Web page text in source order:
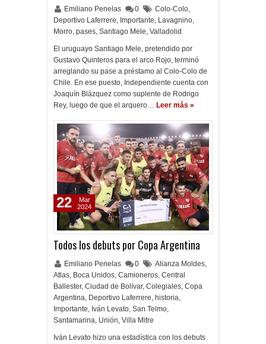
Emiliano Penelas 0 Colo-Colo,
Deportivo Laferrere, Importante, Lavagnino,
Morro, pases, Santiago Mele, Valladolid
El uruguayo Santiago Mele, pretendido por
Gustavo Quinteros para el arco Rojo, terminó
arreglando su pase a préstamo al Colo-Colo de
Chile. En ese puesto, Independiente cuenta con
Joaquín Blázquez como suplente de Rodrigo
Rey, luego de que el arquero… Leer más »
Todos los debuts por Copa Argentina
Emiliano Penelas 0 Alianza Moldes,
Atlas, Boca Unidos, Camioneros, Central
Ballester, Ciudad de Bolívar, Colegiales, Copa
Argentina, Deportivo Laferrere, historia,
Importante, Iván Levato, San Telmo,
Santamarina, Unión, Villa Mitre
Iván Levato hizo una estadística con los debuts
22
Mar
2024